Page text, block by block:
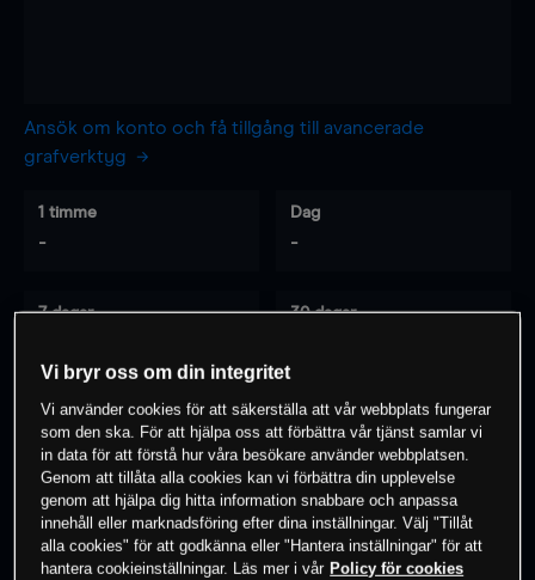
Ansök om konto och få tillgång till avancerade
grafverktyg
1 timme
-
Dag
-
7 dagar 30 dagar
0% av kunderna har en position i detta
instrument
Börja handla
Vi bryr oss om din integritet
Vi använder cookies för att säkerställa att vår webbplats fungerar
som den ska. För att hjälpa oss att förbättra vår tjänst samlar vi
in data för att förstå hur våra besökare använder webbplatsen.
Genom att tillåta alla cookies kan vi förbättra din upplevelse
genom att hjälpa dig hitta information snabbare och anpassa
innehåll eller marknadsföring efter dina inställningar. Välj "Tillåt
alla cookies" för att godkänna eller "Hantera inställningar" för att
hantera cookieinställningar. Läs mer i vår Policy för cookies